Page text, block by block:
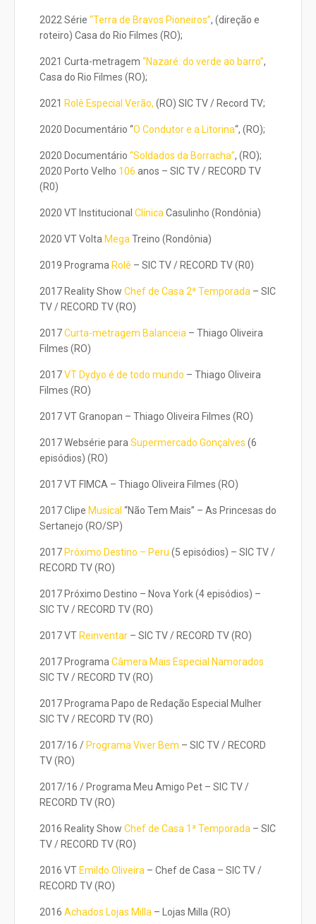
2022 Série “Terra de Bravos Pioneiros”, (direção e
roteiro) Casa do Rio Filmes (RO);
2021 Curta-metragem “Nazaré: do verde ao barro”,
Casa do Rio Filmes (RO);
2021 Rolê Especial Verão, (RO) SIC TV / Record TV;
2020 Documentário “O Condutor e a Litorina“, (RO);
2020 Documentário “Soldados da Borracha”, (RO);
2020 Porto Velho 106 anos – SIC TV / RECORD TV
(R0)
2020 VT Institucional Clínica Casulinho (Rondônia)
2020 VT Volta Mega Treino (Rondônia)
2019 Programa Rolê – SIC TV / RECORD TV (R0)
2017 Reality Show Chef de Casa 2ª Temporada – SIC
TV / RECORD TV (RO)
2017Curta-metragem Balanceia – Thiago Oliveira
Filmes (RO)
2017VT Dydyo é de todo mundo – Thiago Oliveira
Filmes (RO)
2017 VT Granopan – Thiago Oliveira Filmes (RO)
2017 Websérie para Supermercado Gonçalves (6
episódios) (RO)
2017 VT FIMCA – Thiago Oliveira Filmes (RO)
2017 Clipe Musical “Não Tem Mais” – As Princesas do
Sertanejo (RO/SP)
2017 Próximo Destino – Peru (5 episódios) – SIC TV /
RECORD TV (RO)
2017 Próximo Destino – Nova York (4 episódios) –
SIC TV / RECORD TV (RO)
2017 VT Reinventar – SIC TV / RECORD TV (RO)
2017 Programa Câmera Mais Especial Namorados
SIC TV / RECORD TV (RO)
2017 Programa Papo de Redação Especial Mulher
SIC TV / RECORD TV (RO)
2017/16 / Programa Viver Bem – SIC TV / RECORD
TV (RO)
2017/16 / Programa Meu Amigo Pet – SIC TV /
RECORD TV (RO)
2016 Reality Show Chef de Casa 1ª Temporada – SIC
TV / RECORD TV (RO)
2016 VT Emildo Oliveira – Chef de Casa – SIC TV /
RECORD TV (RO)
2016 Achados Lojas Milla – Lojas Milla (RO)